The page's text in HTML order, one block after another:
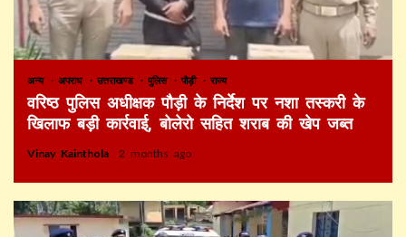
अन्य अपराध उत्तराखण्ड पुलिस पौड़ी राज्य
वरिष्ठ पुलिस अधीक्षक पौड़ी के निर्देश पर नशा तस्करी के
खिलाफ बड़ी कार्रवाई, बोलेरो सहित शराब की खेप जब्त
Vinay Kainthola 2 months ago